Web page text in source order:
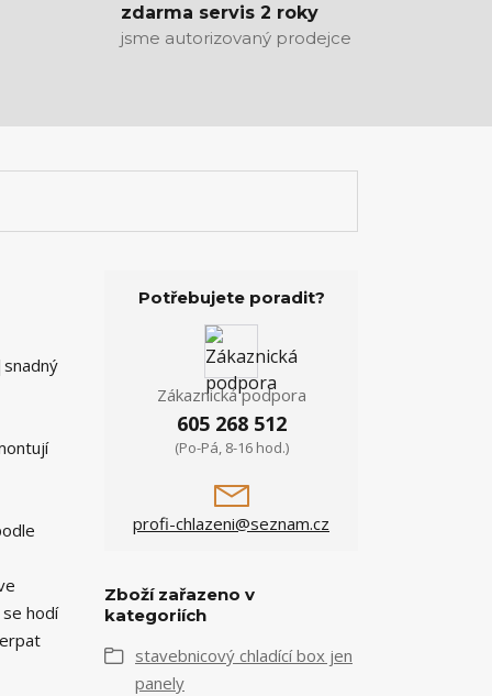
zdarma servis 2 roky
jsme autorizovaný prodejce
hodí
Potřebujete poradit?
Zákaznická podpora
605 268 512
(Po-Pá, 8-16 hod.)
profi-chlazeni@seznam.cz
Zboží zařazeno v
kategoriích
stavebnicový chladící box jen
panely